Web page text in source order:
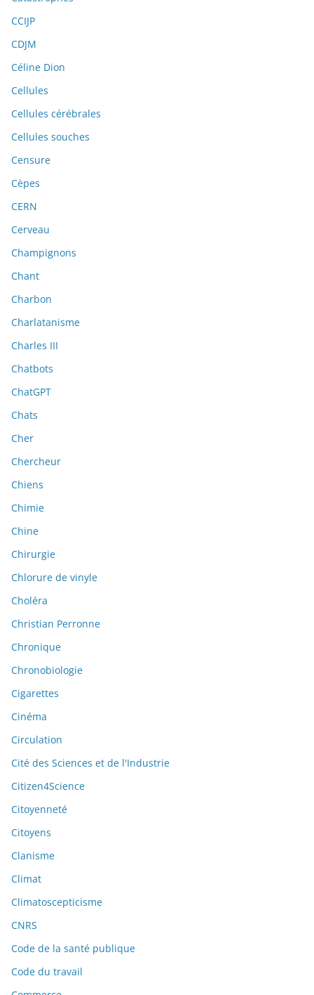
CCIJP
CDJM
Céline Dion
Cellules
Cellules cérébrales
Cellules souches
Censure
Cèpes
CERN
Cerveau
Champignons
Chant
Charbon
Charlatanisme
Charles III
Chatbots
ChatGPT
Chats
Cher
Chercheur
Chiens
Chimie
Chine
Chirurgie
Chlorure de vinyle
Choléra
Christian Perronne
Chronique
Chronobiologie
Cigarettes
Cinéma
Circulation
Cité des Sciences et de l'Industrie
Citizen4Science
Citoyenneté
Citoyens
Clanisme
Climat
Climatoscepticisme
CNRS
Code de la santé publique
Code du travail